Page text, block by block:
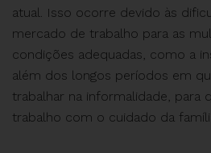
atual. Isso ocorre devido às
mercado de trabalho para as
condições adequadas, como a
além dos longos períodos em
trabalhar na informalidade, para
trabalho com o cuidado da